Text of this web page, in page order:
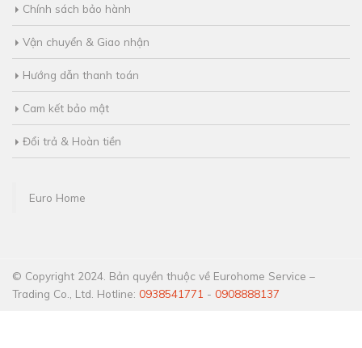
Chính sách bảo hành
Vận chuyển & Giao nhận
Hướng dẫn thanh toán
Cam kết bảo mật
Đổi trả & Hoàn tiền
Euro Home
© Copyright 2024. Bản quyền thuộc về Eurohome Service –
Trading Co., Ltd. Hotline: 0938541771 - 0908888137